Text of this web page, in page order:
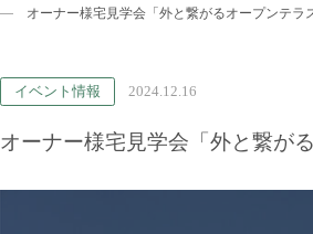
オーナー様宅見学会「外と繋がるオープンテラ
イベント情報 2024.12.16
オーナー様宅見学会「外と繋が